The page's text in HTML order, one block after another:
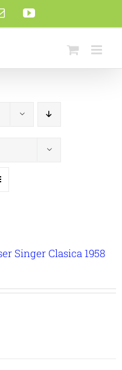
Correo
electrónico
YouTube
Singer Clasica 1958